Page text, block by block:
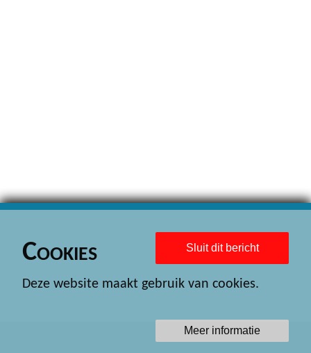
Sluit dit bericht
Cookies
Deze website maakt gebruik van cookies.
Meer informatie